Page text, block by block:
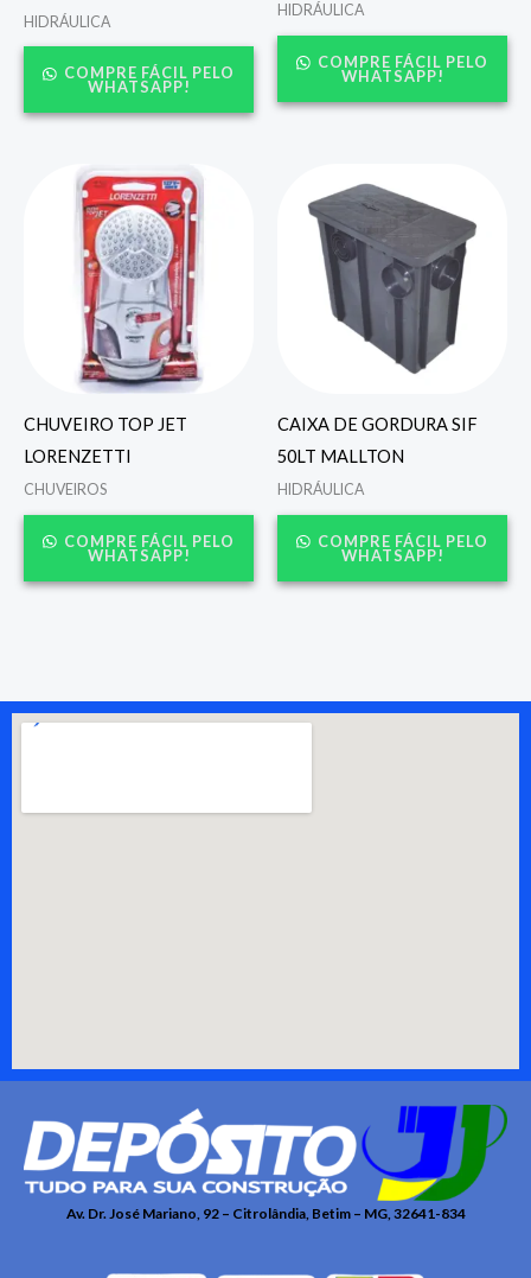
HIDRÁULICA
COMPRE FÁCIL PELO
WHATSAPP!
HIDRÁULICA
COMPRE FÁCIL PELO
WHATSAPP!
CHUVEIRO TOP JET
LORENZETTI
CHUVEIROS
COMPRE FÁCIL PELO
WHATSAPP!
CAIXA DE GORDURA SIF
50LT MALLTON
HIDRÁULICA
COMPRE FÁCIL PELO
WHATSAPP!
Av. Dr. José Mariano, 92 – Citrolândia, Betim – MG, 32641-834